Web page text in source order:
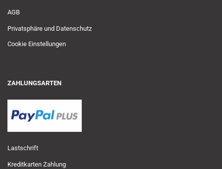
AGB
Privatsphäre und Datenschutz
Cookie Einstellungen
ZAHLUNGSARTEN
Lastschrift
Kreditkarten Zahlung